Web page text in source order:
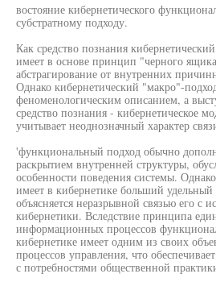
востояние кибернетического
субстратному подходу.
Как средство познания
имеет в основе принцип "черного
абстрагирование от внутренних
Однако кибернетический "макро"-
феноменологическим описанием, а
средство познания - кибернетическое
учитывает неоднозначный характер
'функциональный подход обычно
раскрытием внутренней структуры,
особенности поведения системы.
имеет в кибернетике больший
объясняется неразрывной связью его с
кибернетики. Вследствие принципа
информационных процессов
кибернетике имеет одним из своих
процессов управления, что
с потребностями общественной